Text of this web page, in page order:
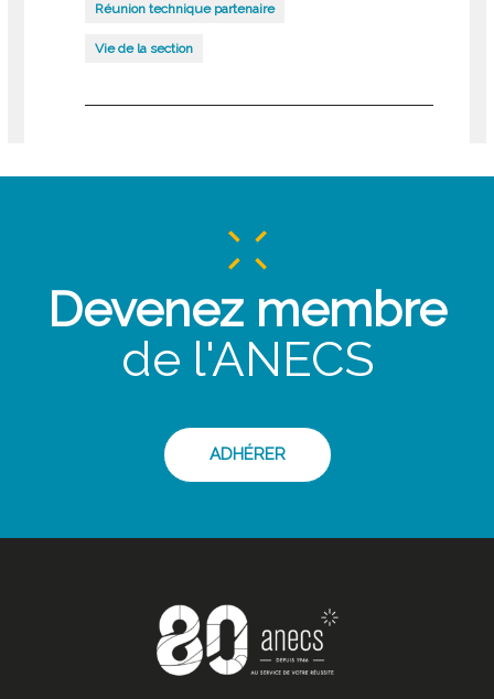
Réunion technique partenaire
Vie de la section
Devenez membre
de l'ANECS
ADHÉRER